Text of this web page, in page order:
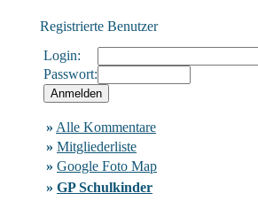
Registrierte Benutzer
Login:
Passwort:
» Alle Kommentare
» Mitgliederliste
» Google Foto Map
» GP Schulkinder